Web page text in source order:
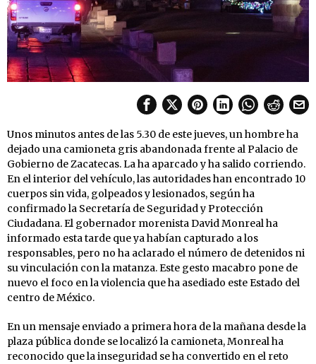
Unos minutos antes de las 5.30 de este jueves, un hombre ha
dejado una camioneta gris abandonada frente al Palacio de
Gobierno de Zacatecas. La ha aparcado y ha salido corriendo.
En el interior del vehículo, las autoridades han encontrado 10
cuerpos sin vida, golpeados y lesionados, según ha
confirmado la Secretaría de Seguridad y Protección
Ciudadana. El gobernador morenista David Monreal ha
informado esta tarde que ya habían capturado a los
responsables, pero no ha aclarado el número de detenidos ni
su vinculación con la matanza. Este gesto macabro pone de
nuevo el foco en la violencia que ha asediado este Estado del
centro de México.
En un mensaje enviado a primera hora de la mañana desde la
plaza pública donde se localizó la camioneta, Monreal ha
reconocido que la inseguridad se ha convertido en el reto